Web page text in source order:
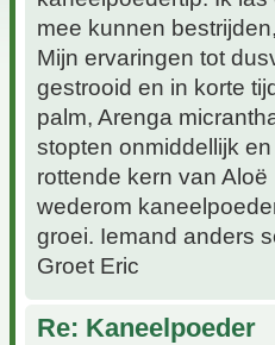
mee kunnen
Mijn ervaringen tot
gestrooid en in korte
palm, Arenga
stopten onmiddellijk
rottende kern van
wederom
groei. Iemand anders
Groet Eric
Re: Kaneelpoeder